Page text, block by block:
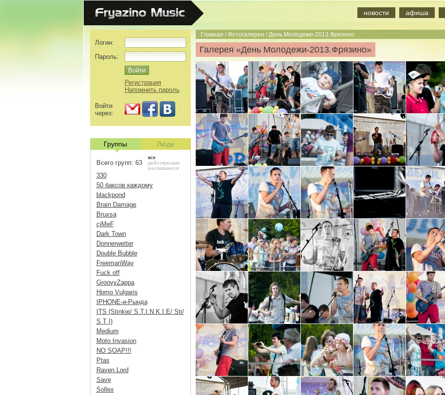
новости афиша
Главная /Фотогалереи / День Молодежи-2013.Фрязино
Галерея «День Молодежи-2013.Фрязино»
Логин:
Пароль:
Регистрация
Напомнить пароль
Войти
через:
Группы Люди
Всего групп: 63
все
действующие
распавшиеся
330
50 баксов каждому
blackpond
Brain Damage
Bruxsa
cjMeF
Dark Town
Donnerwetter
Double Bubble
FreemanWay
Fuck off
GroovyZappa
Homo Vulgaris
IPHONE-и-Рында
ITS (Stinkie/ S.T.I.N.K.I.E/ Sti/
S T I)
Medium
Moto Invasion
NO SOAP!!!
Ptas
Raven Lord
Save
Sollex